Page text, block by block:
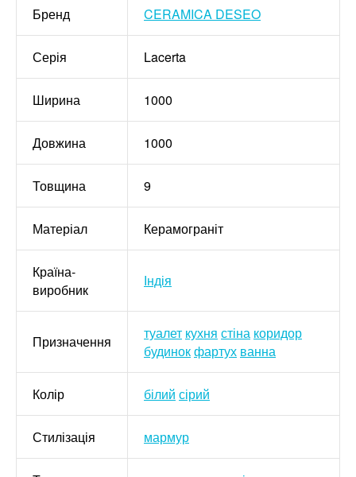
Бренд CERAMICA DESEO
Серія Lacerta
Ширина 1000
Довжина 1000
Товщина 9
Матеріал Керамограніт
Країна-
виробник
Індія
Призначення туалет кухня стіна коридор
будинокфартух ванна
Колір білий сірий
Стилізація мармур